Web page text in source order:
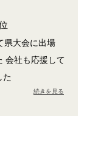
県大会に出場
会社も応援して
た
続きを見る